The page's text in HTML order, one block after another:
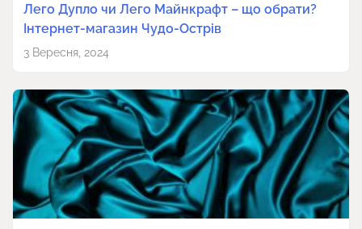
Лего Дупло чи Лего Майнкрафт – що обрати?
Інтернет-магазин Чудо-Острів
3 Вересня, 2024